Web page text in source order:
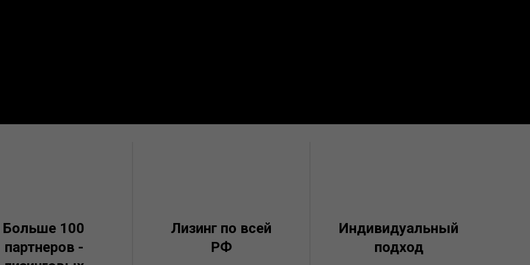
Больше 100
партнеров -
Лизинг по всей
РФ
Индивидуальный
подход